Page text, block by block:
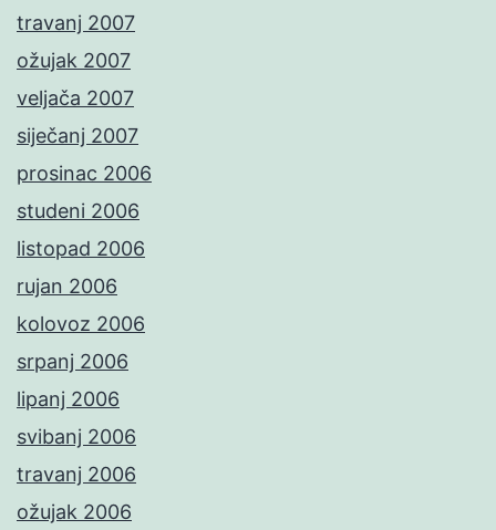
travanj 2007
ožujak 2007
veljača 2007
siječanj 2007
prosinac 2006
studeni 2006
listopad 2006
rujan 2006
kolovoz 2006
srpanj 2006
lipanj 2006
svibanj 2006
travanj 2006
ožujak 2006